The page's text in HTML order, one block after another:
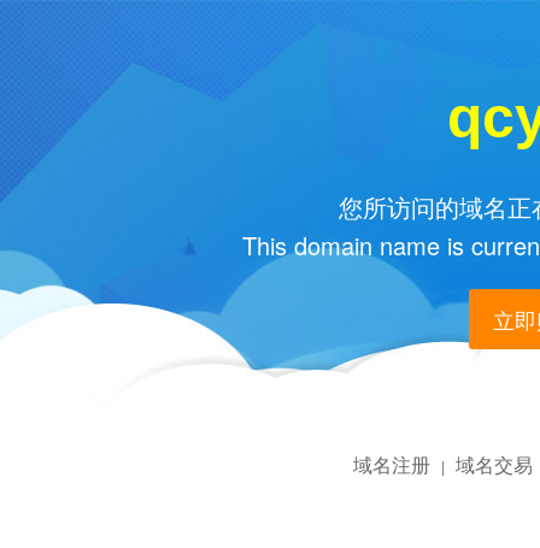
您所访问的域名
This domain name is
立
域名注册 | 域名交易